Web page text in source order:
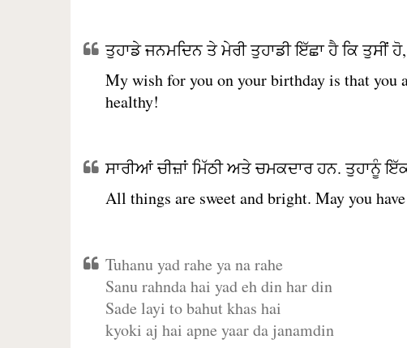
ਤੁਹਾਡੇ ਜਨਮਦਿਨ ਤੇ ਮੇਰੀ ਤੁਹਾਡੀ ਇੱਛਾ ਹੈ ਕਿ
My wish for you on your birthday is that you
healthy!
ਸਾਰੀਆਂ ਚੀਜ਼ਾਂ ਮਿੱਠੀ ਅਤੇ ਚਮਕਦਾਰ ਹਨ. ਤੁਹਾਨੂੰ
All things are sweet and bright. May you
Tuhanu yad rahe ya na rahe
Sanu rahnda hai yad eh din har din
Sade layi to bahut khas hai
kyoki aj hai apne yaar da janamdin